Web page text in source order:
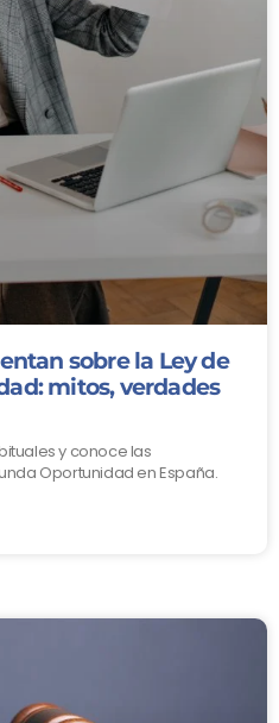
sobre la Ley de
mitos, verdades
y conoce las
Oportunidad en España.